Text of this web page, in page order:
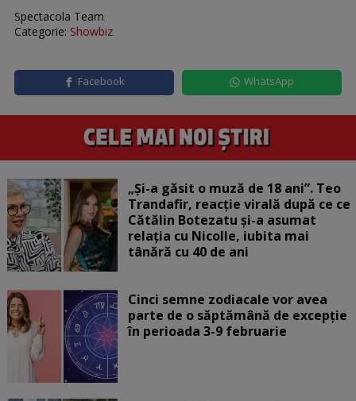
Spectacola Team
Categorie: Showbiz
Facebook WhatsApp
„Și-a găsit o muză de 18 ani”. Teo
Trandafir, reacție virală după ce ce
Cătălin Botezatu și-a asumat
relația cu Nicolle, iubita mai
tânără cu 40 de ani
Cinci semne zodiacale vor avea
parte de o săptămână de excepție
în perioada 3-9 februarie